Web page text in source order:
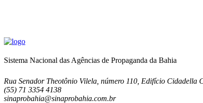
Sistema Nacional das Agências de Propaganda da Bahia
Rua Senador Theotônio Vilela, número 110, Edifício Cidadella
(55) 71 3354 4138
sinaprobahia@sinaprobahia.com.br